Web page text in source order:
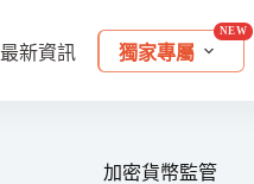
最新資訊 獨家專屬
加密貨幣監管